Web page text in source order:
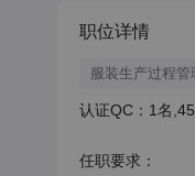
职位详情
服装生产过程管
认证QC：1名
任职要求：